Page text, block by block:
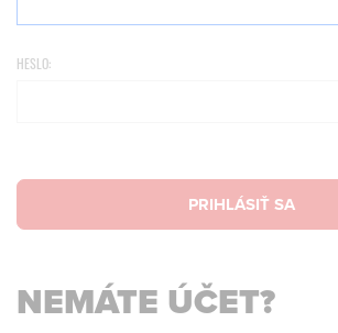
HESLO:
PRIHLÁSIŤ SA
NEMÁTE ÚČET?